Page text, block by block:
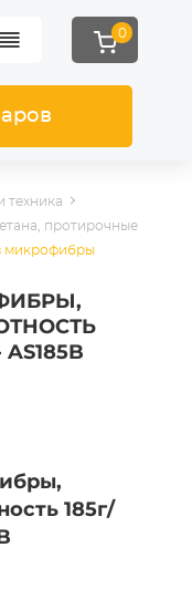
0
техника
протирочные
микрофибры